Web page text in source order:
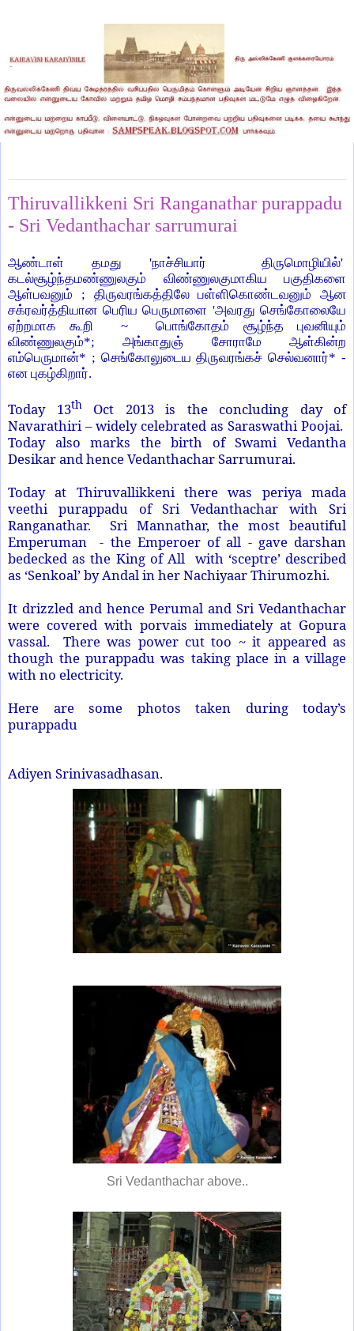
Thiruvallikkeni Sri Ranganathar purappadu
- Sri Vedanthachar sarrumurai
ஆண்டாள் தமது 'நாச்சியார் திருமொழியில்'
கடல்சூழ்ந்தமண்ணுலகும் விண்ணுலகுமாகிய பகுதிகளை
ஆள்பவனும் ; திருவரங்கத்திலே பள்ளிகொண்டவனும் ஆன
சக்ரவர்த்தியான பெரிய பெருமாளை 'அவரது செங்கோலையே
ஏற்றமாக கூறி ~ பொங்கோதம் சூழ்ந்த புவனியும்
விண்ணுலகும்*; அங்காதுஞ் சோராமே ஆள்கின்ற
எம்பெருமான்* ; செங்கோலுடைய திருவரங்கச் செல்வனார்* -
என புகழ்கிறார்.
Today 13thOct 2013 is the concluding day of
Navarathiri – widely celebrated as Saraswathi Poojai.
Today also marks the birth of Swami Vedantha
Desikar and hence Vedanthachar Sarrumurai.
Today at Thiruvallikkeni there was periya mada
veethi purappadu of Sri Vedanthachar with Sri
Ranganathar. Sri Mannathar, the most beautiful
Emperuman - the Emperoer of all - gave darshan
bedecked as the King of All with ‘sceptre’ described
as ‘Senkoal’ by Andal in her Nachiyaar Thirumozhi.
It drizzled and hence Perumal and Sri Vedanthachar
were covered with porvais immediately at Gopura
vassal. There was power cut too ~ it appeared as
though the purappadu was taking place in a village
with no electricity.
Here are some photos taken during today’s
purappadu
Adiyen Srinivasadhasan.
Sri Vedanthachar above..